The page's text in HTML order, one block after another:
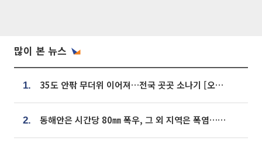
많이 본 뉴스
1. 35도 안팎 무더위 이어져…전국 곳곳 소나기 [오늘 날씨]
2. 동해안은 시간당 80㎜ 폭우, 그 외 지역은 폭염…‘극과 극 날씨’